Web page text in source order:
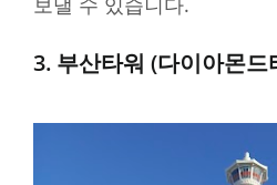
3. 부산타워 (다이아몬드